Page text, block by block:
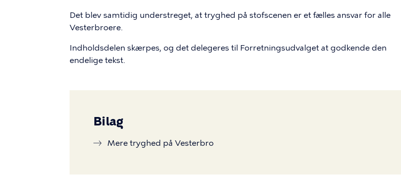
Det blev samtidig understreget, at tryghed på stofscenen er et fælles ansvar for alle
Vesterbroere.
Indholdsdelen skærpes, og det delegeres til Forretningsudvalget at godkende den
endelige tekst.
Bilag
Mere tryghed på Vesterbro